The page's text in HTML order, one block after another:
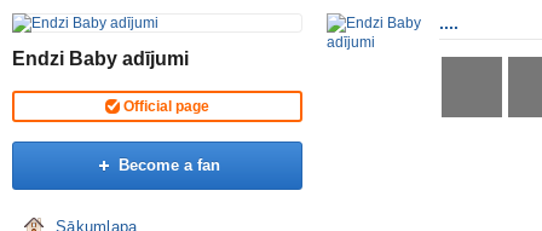
Endzi Baby adījumi
Official page
Become a fan
Sākumlapa
....